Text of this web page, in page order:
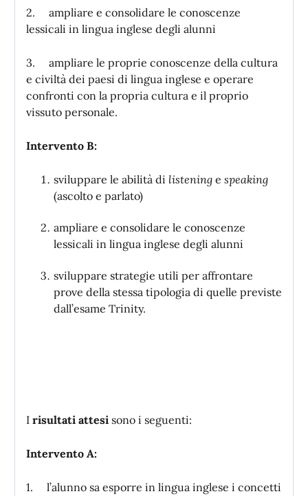
2. ampliare e consolidare le conoscenze
lessicali in lingua inglese degli alunni
3. ampliare le proprie conoscenze della cultura
e civiltà dei paesi di lingua inglese e operare
confronti con la propria cultura e il proprio
vissuto personale.
Intervento B:
sviluppare le abilità di listening e speaking
(ascolto e parlato)
ampliare e consolidare le conoscenze
lessicali in lingua inglese degli alunni
sviluppare strategie utili per affrontare
prove della stessa tipologia di quelle previste
dall’esame Trinity.
I risultati attesi sono i seguenti:
Intervento A:
1. l’alunno sa esporre in lingua inglese i concetti